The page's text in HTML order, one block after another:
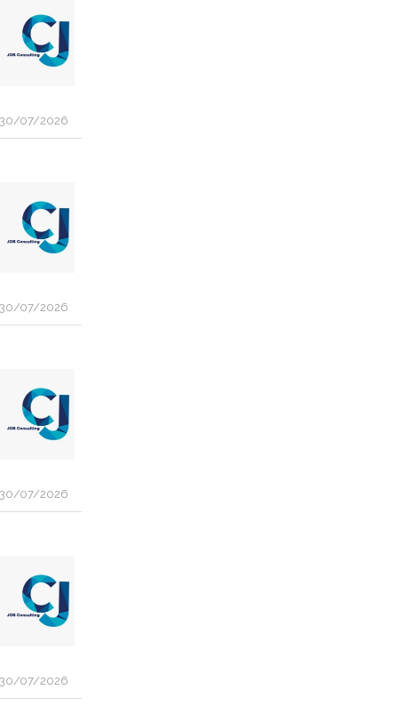
30/07/2026
30/07/2026
30/07/2026
30/07/2026